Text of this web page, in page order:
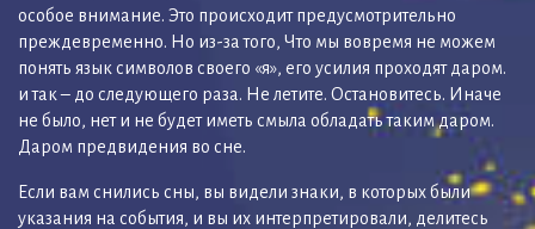
особое внимание. Это происходит предусмотрительно
преждевременно. Но из-за того, Что мы вовремя не можем
понять язык символов своего «я», его усилия проходят даром.
и так – до следующего раза. Не летите. Остановитесь. Иначе
не было, нет и не будет иметь смыла обладать таким даром.
Даром предвидения во сне.
Если вам снились сны, вы видели знаки, в которых были
указания на события, и вы их интерпретировали, делитесь